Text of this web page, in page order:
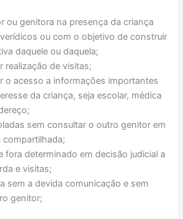
ou genitora na presença da criança
ou com o objetivo de construir
daquele ou daquela;
realização de visitas;
o acesso a informações importantes
da criança, seja escolar, médica
sem consultar o outro genitor em
compartilhada;
fora determinado em decisão judicial a
e visitas;
sem a devida comunicação e sem
genitor;